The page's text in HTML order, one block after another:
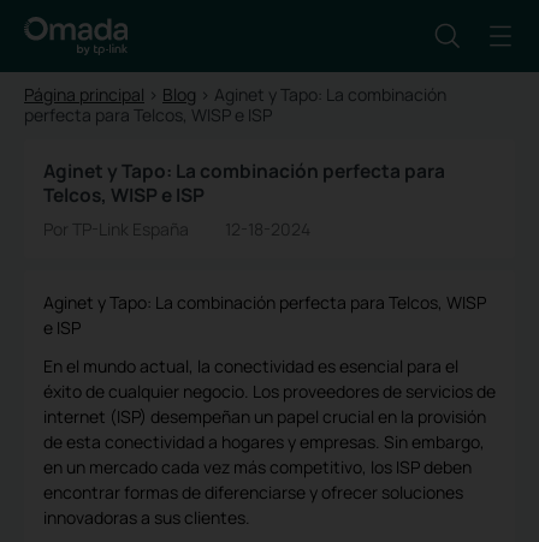
Página principal > Blog > Aginet y Tapo: La combinación
perfecta para Telcos, WISP e ISP
Aginet y Tapo: La combinación perfecta para
Telcos, WISP e ISP
Por TP-Link España 12-18-2024
Aginet y Tapo: La combinación perfecta para Telcos, WISP
e ISP
En el mundo actual, la conectividad es esencial para el
éxito de cualquier negocio. Los proveedores de servicios de
internet (ISP) desempeñan un papel crucial en la provisión
de esta conectividad a hogares y empresas. Sin embargo,
en un mercado cada vez más competitivo, los ISP deben
encontrar formas de diferenciarse y ofrecer soluciones
innovadoras a sus clientes.